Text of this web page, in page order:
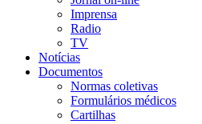
Imprensa
Radio
TV
Notícias
Documentos
Normas coletivas
Formulários médicos
Cartilhas